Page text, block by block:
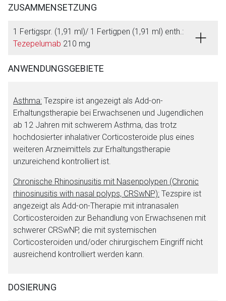
ZUSAMMENSETZUNG
1 Fertigspr. (1,91 ml)/ 1 Fertigpen (1,91 ml) enth.:
Tezepelumab 210 mg
ANWENDUNGSGEBIETE
Asthma: Tezspire ist angezeigt als Add-on-
Erhaltungstherapie bei Erwachsenen und Jugendlichen
ab 12 Jahren mit schwerem Asthma, das trotz
hochdosierter inhalativer Corticosteroide plus eines
weiteren Arzneimittels zur Erhaltungstherapie
unzureichend kontrolliert ist.
Chronische Rhinosinusitis mit Nasenpolypen (Chronic
rhinosinusitis with nasal polyps, CRSwNP): Tezspire ist
angezeigt als Add-on-Therapie mit intranasalen
Corticosteroiden zur Behandlung von Erwachsenen mit
schwerer CRSwNP, die mit systemischen
Corticosteroiden und/oder chirurgischem Eingriff nicht
ausreichend kontrolliert werden kann.
DOSIERUNG